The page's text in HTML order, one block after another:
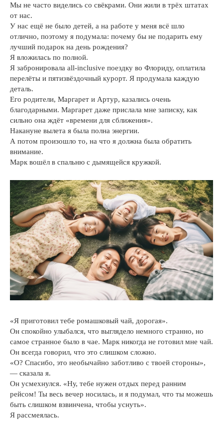
Мы не часто виделись со свёкрами. Они жили в трёх штатах
от нас.
У нас ещё не было детей, а на работе у меня всё шло
отлично, поэтому я подумала: почему бы не подарить ему
лучший подарок на день рождения?
Я вложилась по полной.
Я забронировала all-inclusive поездку во Флориду, оплатила
перелёты и пятизвёздочный курорт. Я продумала каждую
деталь.
Его родители, Маргарет и Артур, казались очень
благодарными. Маргарет даже прислала мне записку, как
сильно она ждёт «времени для сближения».
Накануне вылета я была полна энергии.
А потом произошло то, на что я должна была обратить
внимание.
Марк вошёл в спальню с дымящейся кружкой.
«Я приготовил тебе ромашковый чай, дорогая».
Он спокойно улыбался, что выглядело немного странно, но
самое странное было в чае. Марк никогда не готовил мне чай.
Он всегда говорил, что это слишком сложно.
«О? Спасибо, это необычайно заботливо с твоей стороны»,
— сказала я.
Он усмехнулся. «Ну, тебе нужен отдых перед ранним
рейсом! Ты весь вечер носилась, и я подумал, что ты можешь
быть слишком взвинчена, чтобы уснуть».
Я рассмеялась.